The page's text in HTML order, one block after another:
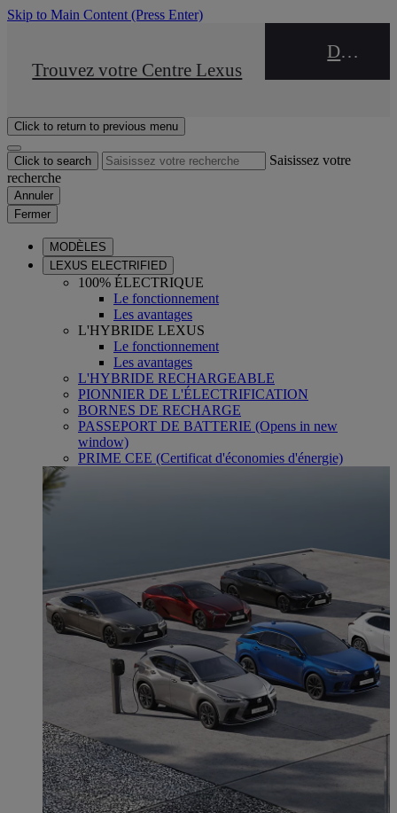
Skip to Main Content (Press Enter)
STOP DRIVE Takata
Trouvez votre Centre Lexus
DEALER NAME
Click to return to previous menu
Click to search
Saisissez votre
recherche
Annuler
Fermer
MODÈLES
LEXUS ELECTRIFIED
100% ÉLECTRIQUE
Le fonctionnement
Les avantages
L'HYBRIDE LEXUS
Le fonctionnement
Les avantages
L'HYBRIDE RECHARGEABLE
PIONNIER DE L'ÉLECTRIFICATION
BORNES DE RECHARGE
PASSEPORT DE BATTERIE (Opens in new
window)
PRIME CEE (Certificat d'économies d'énergie)